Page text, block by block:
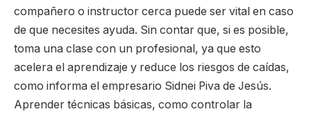
compañero o instructor cerca puede ser vital en caso
de que necesites ayuda. Sin contar que, si es posible,
toma una clase con un profesional, ya que esto
acelera el aprendizaje y reduce los riesgos de caídas,
como informa el empresario Sidnei Piva de Jesús.
Aprender técnicas básicas, como controlar la